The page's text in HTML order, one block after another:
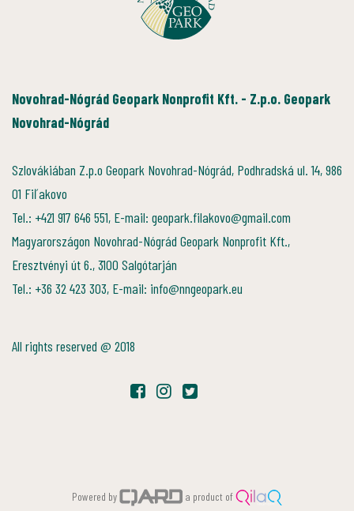
Novohrad-Nógrád Geopark Nonprofit Kft. - Z.p.o. Geopark
Novohrad-Nógrád
Szlovákiában Z.p.o Geopark Novohrad-Nógrád, Podhradská ul. 14, 986
01 Fiľakovo
Tel.: +421 917 646 551, E-mail: geopark.filakovo@gmail.com
Magyarországon Novohrad-Nógrád Geopark Nonprofit Kft.,
Eresztvényi út 6., 3100 Salgótarján
Tel.: +36 32 423 303, E-mail: info@nngeopark.eu
All rights reserved @ 2018
Powered by a product of